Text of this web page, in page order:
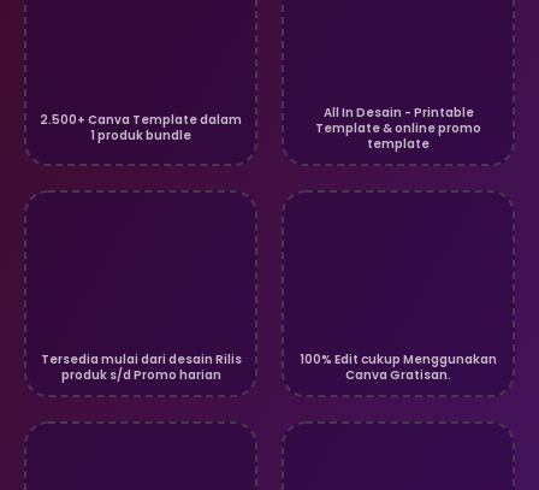
2.500+ Canva Template dalam
1 produk bundle
All In Desain - Printable
Template & online promo
template
Tersedia mulai dari desain Rilis
produk s/d Promo harian
100% Edit cukup Menggunakan
Canva Gratisan.